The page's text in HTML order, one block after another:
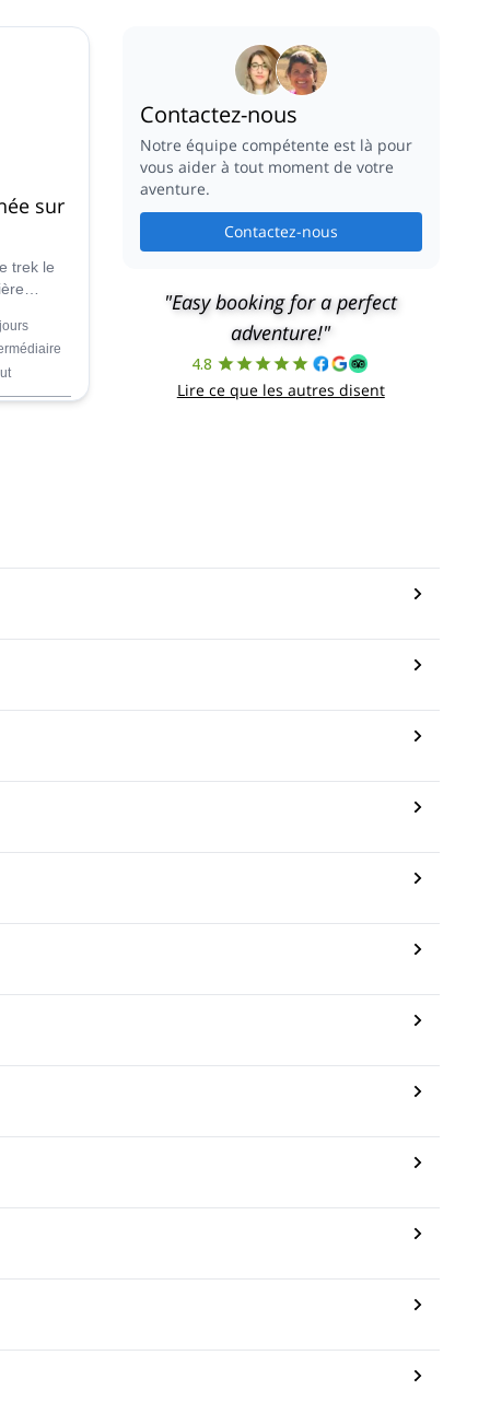
dans cette sélection de programmes avec guide que nous
sur
trek le
Contactez-nous
Notre équipe compétente est là pour
vous aider à tout moment de votre
aventure.
Contactez-nous
"Easy booking for a perfect
adventure!"
4.8
Lire ce que les autres disent